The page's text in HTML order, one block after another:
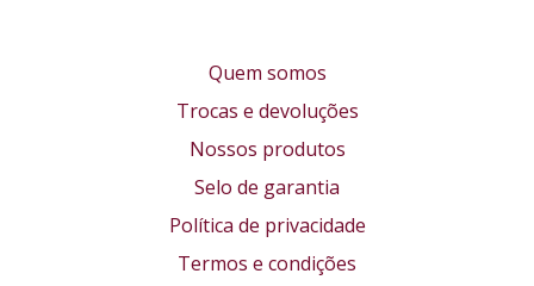
Quem somos
Trocas e devoluções
Nossos produtos
Selo de garantia
Política de privacidade
Termos e condições